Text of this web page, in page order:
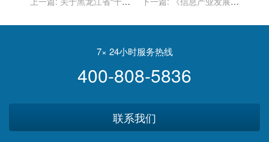
会深度融合发展规划
件解读
7× 24小时服务热线
400-808-5836
联系我们